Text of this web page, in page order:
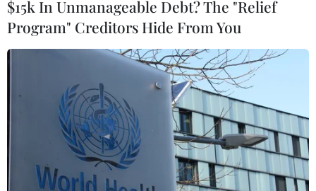
$15k In Unmanageable Debt? The "Relief
Program" Creditors Hide From You